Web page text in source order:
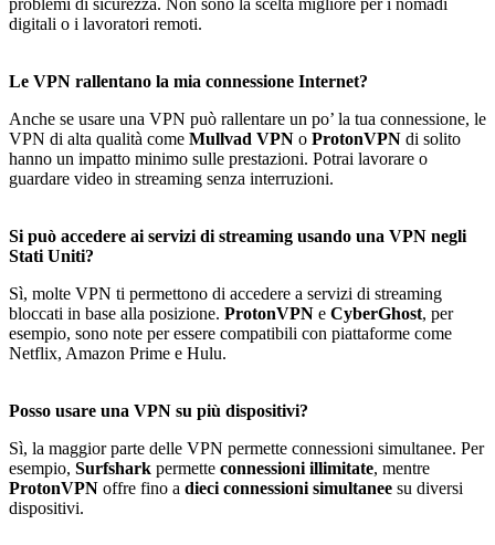
digitali o i lavoratori remoti.
Le VPN rallentano la mia connessione Internet?
Anche se usare una VPN può rallentare un po’ la tua connessione, le
VPN di alta qualità come Mullvad VPN o ProtonVPN di solito
hanno un impatto minimo sulle prestazioni. Potrai lavorare o
guardare video in streaming senza interruzioni.
Si può accedere ai servizi di streaming usando una VPN negli
Stati Uniti?
Sì, molte VPN ti permettono di accedere a servizi di streaming
bloccati in base alla posizione. ProtonVPN e CyberGhost, per
esempio, sono note per essere compatibili con piattaforme come
Netflix, Amazon Prime e Hulu.
Posso usare una VPN su più dispositivi?
Sì, la maggior parte delle VPN permette connessioni simultanee. Per
esempio, Surfshark permette connessioni illimitate, mentre
ProtonVPN offre fino a dieci connessioni simultanee su diversi
dispositivi.